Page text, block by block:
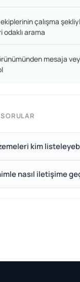
çalışma
odaklı arama
mesaja
kim
nasıl iletişime